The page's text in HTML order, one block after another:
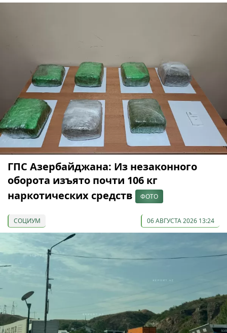
ГПС Азербайджана: Из незаконного
оборота изъято почти 106 кг
наркотических средств
ФОТО
СОЦИУМ 06 АВГУСТА 2026 13:24